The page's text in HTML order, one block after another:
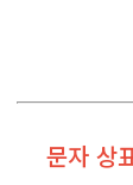
문자 상